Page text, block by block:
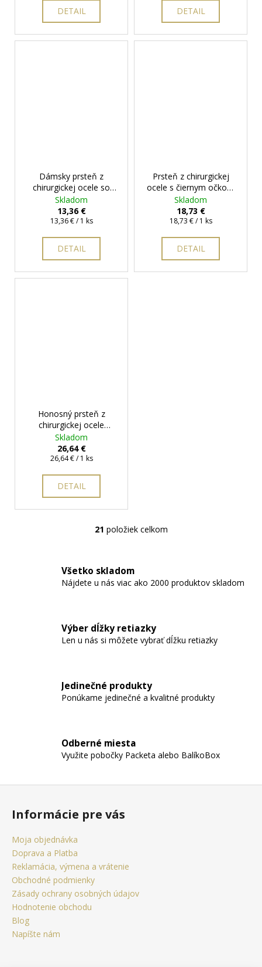
DETAIL DETAIL
Dámsky prsteň z
chirurgickej ocele so
srdiečkom+ darčeková
krabička zadarmo
Skladom
13,36 €
Jednotková
13,36 € / 1 ks
DETAIL
Prsteň z chirurgickej
ocele s čiernym očkom
+ darčeková krabička
zadarmo
Skladom
18,73 €
Jednotková
18,73 € / 1 ks
DETAIL
Honosný prsteň z
chirurgickej ocele
Claudia+ darčeková
krabička zadarmo
Skladom
26,64 €
Jednotková
26,64 € / 1 ks
DETAIL
O
á
d
i
e
k
y
p
i
21 položiek celkom
Všetko skladom
Nájdete u nás viac ako 2000 produktov skladom
Výber dĺžky retiazky
Len u nás si môžete vybrať dĺžku retiazky
Jedinečné produkty
Ponúkame jedinečné a kvalitné produkty
Odberné miesta
Využite pobočky Packeta alebo BalíkoBox
Z
Informácie pre vás
Moja objednávka
Doprava a Platba
Reklamácia, výmena a vrátenie
Obchodné podmienky
Zásady ochrany osobných údajov
Hodnotenie obchodu
Blog
Napíšte nám